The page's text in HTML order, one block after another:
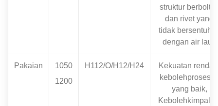
struktur
dan rivet yang
tidak
dengan air laut.
Pakaian
1050
1200
H112/O/H12/H24
Kekuatan
yang baik,